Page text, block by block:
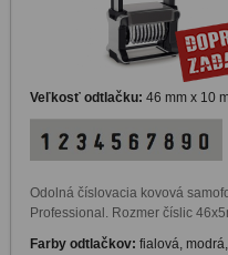
Veľkosť odtlačku: 46 mm x 10
Odolná číslovacia kovová
Professional. Rozmer číslic
Farby odtlačkov: fialová,